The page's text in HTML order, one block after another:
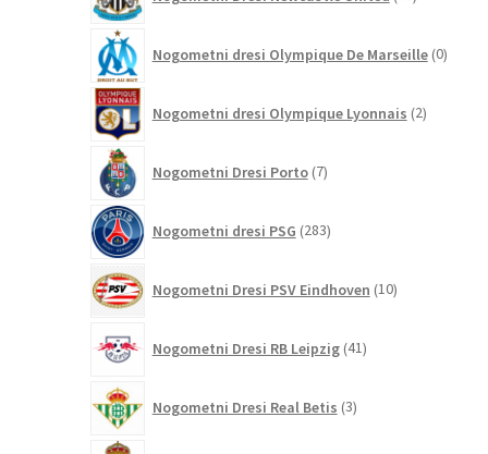
izdelkov
Nogometni dresi Olympique De Marseille 0
Nogometni dresi Olympique Lyonnais 2izdelka
Nogometni Dresi Porto 7izdelkov
Nogometni dresi PSG 283izdelkov
Nogometni Dresi PSV Eindhoven 10izdelkov
Nogometni Dresi RB Leipzig 41izdelkov
Nogometni Dresi Real Betis 3izdelki